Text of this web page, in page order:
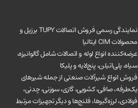
نمایندگی رسمی فروش اتصالات TUPY برزیل و
محصولات CIM ایتالیا
عرضه‌کننده انواع لوله و اتصالات شامل گالوانیزه،
سیاه، پلی‌اتیلن، پنج‌لایه و پلیکا
فروش انواع شیرآلات صنعتی از جمله شیرهای
یک‌طرفه، صافی، کشویی، گازی، سوزنی، چدنی،
فولادی، لرزه‌گیرها، فلنج‌ها و دیگر تجهیزات مرتبط